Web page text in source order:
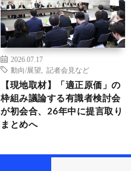
2026.07.17
動向/展望
記者会見など
【現地取材】「適正原価」の
枠組み議論する有識者検討会
が初会合、26年中に提言取り
まとめへ